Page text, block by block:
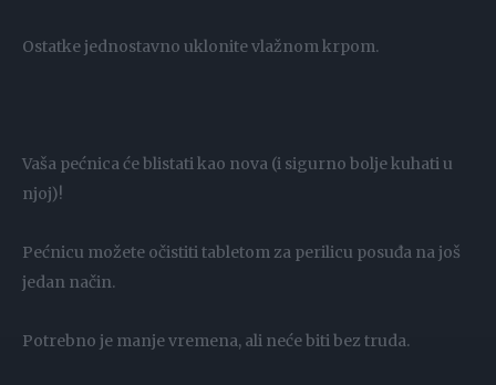
Ostatke jednostavno uklonite vlažnom krpom.
Vaša pećnica će blistati kao nova (i sigurno bolje kuhati u
njoj)!
Pećnicu možete očistiti tabletom za perilicu posuđa na još
jedan način.
Potrebno je manje vremena, ali neće biti bez truda.